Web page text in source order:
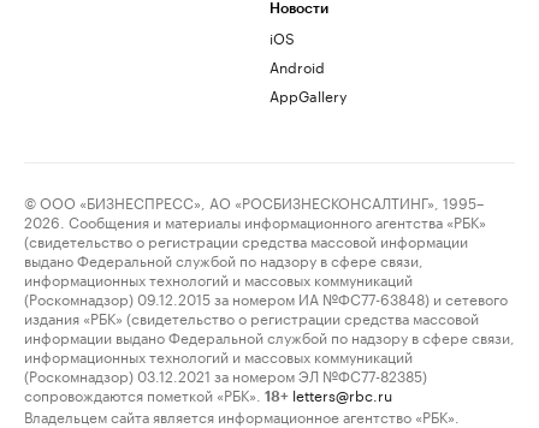
Новости
iOS
Android
AppGallery
© ООО «БИЗНЕСПРЕСС», АО «РОСБИЗНЕСКОНСАЛТИНГ», 1995–
2026. Сообщения и материалы информационного агентства «РБК»
(свидетельство о регистрации средства массовой информации
выдано Федеральной службой по надзору в сфере связи,
информационных технологий и массовых коммуникаций
(Роскомнадзор) 09.12.2015 за номером ИА №ФС77-63848) и сетевого
издания «РБК» (свидетельство о регистрации средства массовой
информации выдано Федеральной службой по надзору в сфере связи,
информационных технологий и массовых коммуникаций
(Роскомнадзор) 03.12.2021 за номером ЭЛ №ФС77-82385)
сопровождаются пометкой «РБК».
18+ letters@rbc.ru
Владельцем сайта является информационное агентство «РБК».